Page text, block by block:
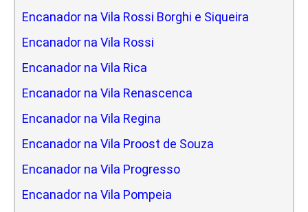
Encanador na Vila Rossi Borghi e Siqueira
Encanador na Vila Rossi
Encanador na Vila Rica
Encanador na Vila Renascenca
Encanador na Vila Regina
Encanador na Vila Proost de Souza
Encanador na Vila Progresso
Encanador na Vila Pompeia